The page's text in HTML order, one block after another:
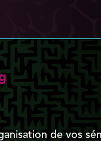
de vos